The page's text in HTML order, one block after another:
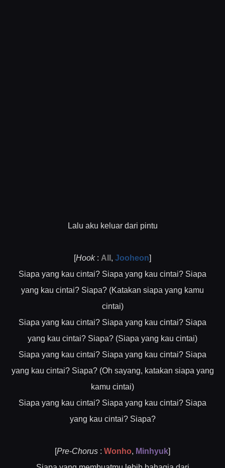
Lalu aku keluar dari pintu
[Hook: All , Jooheon]
Siapa yang kau cintai? Siapa yang kau cintai? Siapa
yang kau cintai? Siapa? (Katakan siapa yang kamu
cintai)
Siapa yang kau cintai? Siapa yang kau cintai? Siapa
yang kau cintai? Siapa? (Siapa yang kau cintai)
Siapa yang kau cintai? Siapa yang kau cintai? Siapa
yang kau cintai? Siapa? (Oh sayang, katakan siapa yang
kamu cintai)
Siapa yang kau cintai? Siapa yang kau cintai? Siapa
yang kau cintai? Siapa?
[Pre-Chorus : Wonho, Minhyuk]